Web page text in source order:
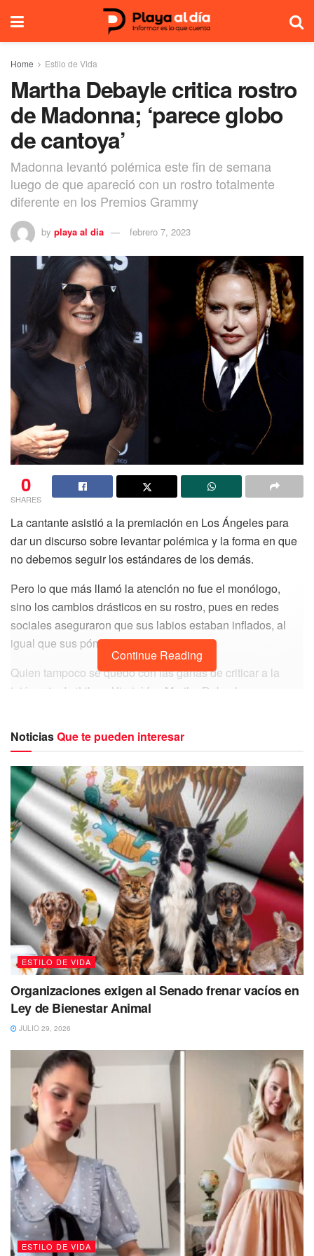
Home Estilo de Vida
Martha Debayle critica rostro
de Madonna; ‘parece globo
de cantoya’
Madonna levantó polémica este fin de semana
luego de que apareció con un rostro totalmente
diferente en los Premios Grammy
by playa al dia febrero 7, 2023
0
SHARES
La cantante asistió a la premiación en Los Ángeles para
dar un discurso sobre levantar polémica y la forma en que
no debemos seguir los estándares de los demás.
Pero lo que más llamó la atención no fue el monólogo,
sino los cambios drásticos en su rostro, pues en redes
sociales aseguraron que sus labios estaban inflados, al
igual que sus pómulos.
Quien tampoco se quedó con las ganas de criticar a la
intérprete de ‘Like a Virgin’ fue Martha Debayle, pues
tengo palabras para decirles qué onda con
la cara de Madonna”.
Madonna pidió a su equipo una toma abierta en la
transmisión, a fin de que nadie pudiera verla de cerca.
“Seguramente el quipo de Madonna le dijo
al director de cámaras full shot: ‘no quiero
medium shot, no quiero toma americana, no
quiero que te me cierres en un close up'”.
Comentó que como su cara está muy hinchada parece
‘globo de cantoya’, cuando anteriormente tenía una belleza
única que se fue.
Continue Reading
NoticiasQue te pueden interesar
ESTILO DE VIDA
Organizaciones exigen al Senado frenar vacíos en
Ley de Bienestar Animal
JULIO 29, 2026
ESTILO DE VIDA